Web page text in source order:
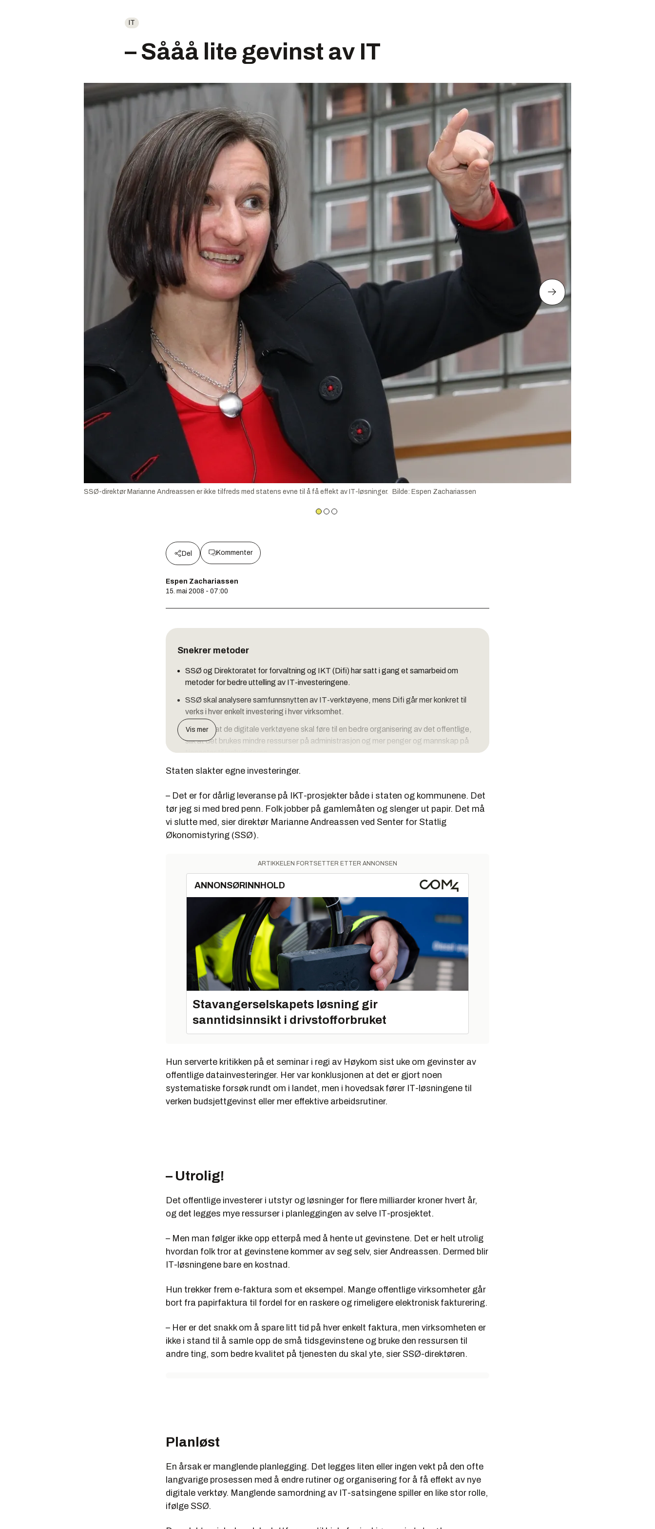
IT
– Sååå lite gevinst av IT
SSØ-direktør Marianne Andreassen er ikke tilfreds med statens evne til å få effekt av IT-løsninger. Bilde: Espen Zachariassen
Del Kommenter
Espen Zachariassen
15. mai 2008 - 07:00
Snekrer metoder
SSØ og Direktoratet for forvaltning og IKT (Difi) har satt i gang et samarbeid om
metoder for bedre uttelling av IT-investeringene.
SSØ skal analysere samfunnsnytten av IT-verktøyene, mens Difi går mer konkret til
verks i hver enkelt investering i hver virksomhet.
Målet er at de digitale verktøyene skal føre til en bedre organisering av det offentlige,
slik at det brukes mindre ressurser på administrasjon og mer penger og mannskap på
tjenester til innbyggerne.
Vis mer
Staten slakter egne investeringer.
– Det er for dårlig leveranse på IKT-prosjekter både i staten og kommunene. Det
tør jeg si med bred penn. Folk jobber på gamlemåten og slenger ut papir. Det må
vi slutte med, sier direktør Marianne Andreassen ved Senter for Statlig
Økonomistyring (SSØ).
ARTIKKELEN FORTSETTER ETTER ANNONSEN
ANNONSØRINNHOLD
Stavangerselskapets løsning gir
sanntidsinnsikt i drivstofforbruket
Hun serverte kritikken på et seminar i regi av Høykom sist uke om gevinster av
offentlige datainvesteringer. Her var konklusjonen at det er gjort noen
systematiske forsøk rundt om i landet, men i hovedsak fører IT-løsningene til
verken budsjettgevinst eller mer effektive arbeidsrutiner.
– Utrolig!
Det offentlige investerer i utstyr og løsninger for flere milliarder kroner hvert år,
og det legges mye ressurser i planleggingen av selve IT-prosjektet.
– Men man følger ikke opp etterpå med å hente ut gevinstene. Det er helt utrolig
hvordan folk tror at gevinstene kommer av seg selv, sier Andreassen. Dermed blir
IT-løsningene bare en kostnad.
Hun trekker frem e-faktura som et eksempel. Mange offentlige virksomheter går
bort fra papirfaktura til fordel for en raskere og rimeligere elektronisk fakturering.
– Her er det snakk om å spare litt tid på hver enkelt faktura, men virksomheten er
ikke i stand til å samle opp de små tidsgevinstene og bruke den ressursen til
andre ting, som bedre kvalitet på tjenesten du skal yte, sier SSØ-direktøren.
Planløst
En årsak er manglende planlegging. Det legges liten eller ingen vekt på den ofte
langvarige prosessen med å endre rutiner og organisering for å få effekt av nye
digitale verktøy. Manglende samordning av IT-satsingene spiller en like stor rolle,
ifølge SSØ.